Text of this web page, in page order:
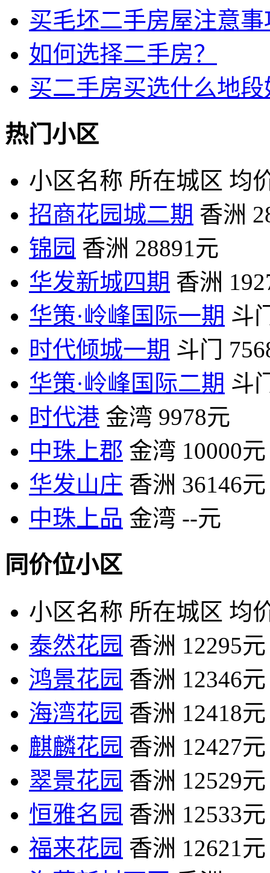
买毛坯二手房屋注意事
如何选择二手房？
买二手房买选什么地段
热门小区
小区名称 所在城区 均
招商花园城二期 香洲
锦园 香洲 28891元
华发新城四期 香洲
华策·岭峰国际一期 斗
时代倾城一期 斗门
华策·岭峰国际二期 斗
时代港 金湾 9978元
中珠上郡 金湾 10000元
华发山庄 香洲 36146元
中珠上品 金湾 --元
同价位小区
小区名称 所在城区 均
泰然花园 香洲 12295元
鸿景花园 香洲 12346元
海湾花园 香洲 12418元
麒麟花园 香洲 12427元
翠景花园 香洲 12529元
恒雅名园 香洲 12533元
福来花园 香洲 12621元